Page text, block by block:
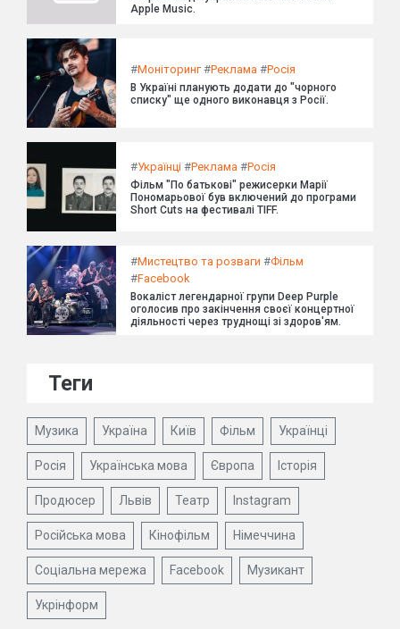
Apple Music.
#Моніторинг#Реклама #Росія
В Україні планують додати до "чорного
списку" ще одного виконавця з Росії.
#Українці #Реклама #Росія
Фільм "По батькові" режисерки Марії
Пономарьової був включений до програми
Short Cuts на фестивалі TIFF.
#Мистецтво та розваги #Фільм
#Facebook
Вокаліст легендарної групи Deep Purple
оголосив про закінчення своєї концертної
діяльності через труднощі зі здоров'ям.
Теги
Музика Україна Київ Фільм Українці
Росія Українська мова Європа Історія
Продюсер Львів Театр Instagram
Російська мова Кінофільм Німеччина
Соціальна мережа Facebook Музикант
Укрінформ